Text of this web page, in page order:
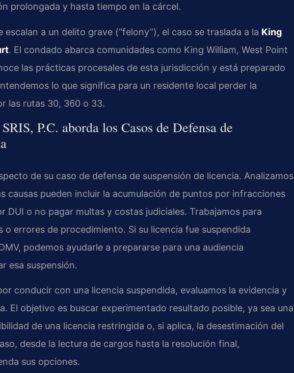
prolongada y hasta tiempo en la cárcel.
escalan a un delito grave (“felony”), el caso se traslada a la King
. El condado abarca comunidades como King William, West Point
las prácticas procesales de esta jurisdicción y está preparado
lo que significa para un residente local perder la
las rutas 30, 360 o 33.
P.C. aborda los Casos de Defensa de
de su caso de defensa de suspensión de licencia. Analizamos
causas pueden incluir la acumulación de puntos por infracciones
DUI o no pagar multas y costas judiciales. Trabajamos para
o errores de procedimiento. Si su licencia fue suspendida
podemos ayudarle a prepararse para una audiencia
esa suspensión.
conducir con una licencia suspendida, evaluamos la evidencia y
El objetivo es buscar experimentado resultado posible, ya sea una
de una licencia restringida o, si aplica, la desestimación del
desde la lectura de cargos hasta la resolución final,
sus opciones.